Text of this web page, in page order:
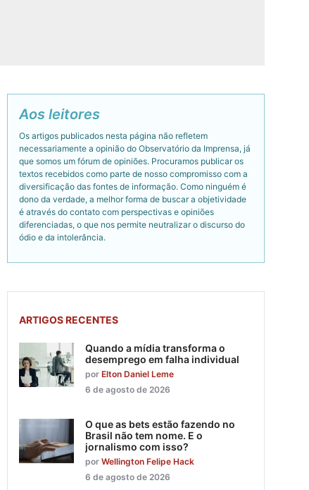
Aos leitores
Os artigos publicados nesta página não refletem
necessariamente a opinião do Observatório da Imprensa, já
que somos um fórum de opiniões. Procuramos publicar os
textos recebidos como parte de nosso compromisso com a
diversificação das fontes de informação. Como ninguém é
dono da verdade, a melhor forma de buscar a objetividade
é através do contato com perspectivas e opiniões
diferenciadas, o que nos permite neutralizar o discurso do
ódio e da intolerância.
ARTIGOS RECENTES
Quando a mídia transforma o
desemprego em falha individual
por Elton Daniel Leme
6 de agosto de 2026
O que as bets estão fazendo no
Brasil não tem nome. E o
jornalismo com isso?
por Wellington Felipe Hack
6 de agosto de 2026